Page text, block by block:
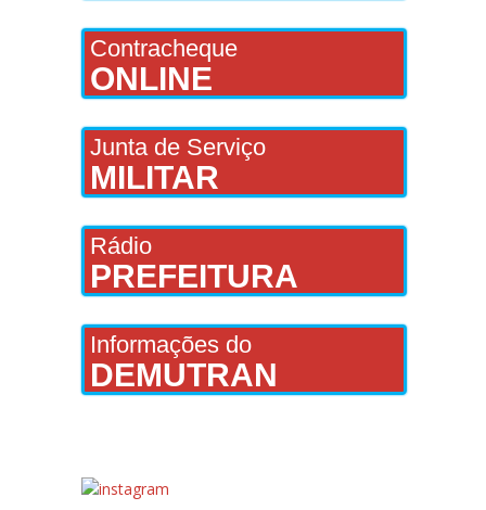
Contracheque
ONLINE
Junta de Serviço
MILITAR
Rádio
PREFEITURA
Informações do
DEMUTRAN